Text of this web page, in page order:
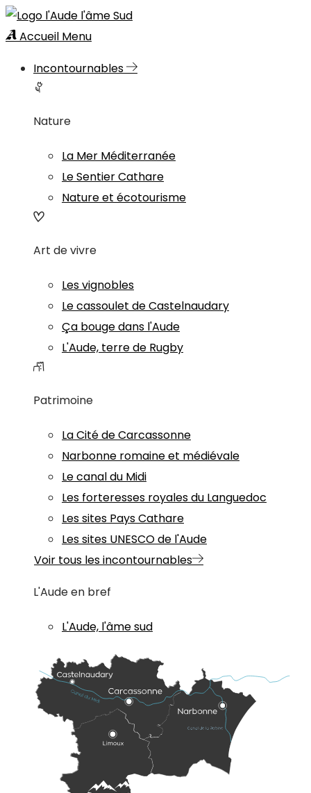
Accueil Menu
Incontournables
Nature
La Mer Méditerranée
Le Sentier Cathare
Nature et écotourisme
Art de vivre
Les vignobles
Le cassoulet de Castelnaudary
Ça bouge dans l'Aude
L'Aude, terre de Rugby
Patrimoine
La Cité de Carcassonne
Narbonne romaine et médiévale
Le canal du Midi
Les forteresses royales du Languedoc
Les sites Pays Cathare
Les sites UNESCO de l'Aude
Voir tous les incontournables
L'Aude en bref
L'Aude, l'âme sud